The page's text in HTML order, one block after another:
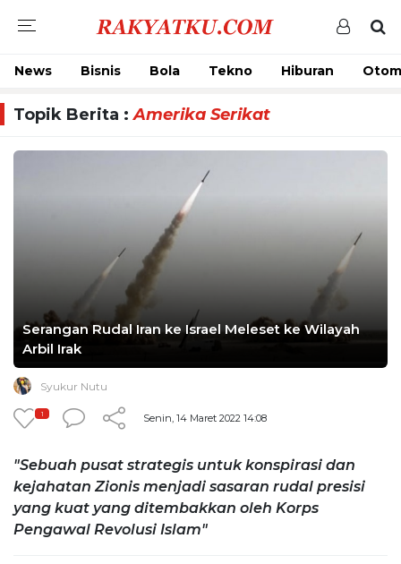
News Bisnis Bola Tekno Hiburan
Topik Berita :Amerika Serikat
Serangan Rudal Iran ke Israel Meleset ke Wilayah
Arbil Irak
Syukur Nutu
1 Senin, 14 Maret 2022 14:08
"Sebuah pusat strategis untuk konspirasi dan
kejahatan Zionis menjadi sasaran rudal presisi
yang kuat yang ditembakkan oleh Korps
Pengawal Revolusi Islam"